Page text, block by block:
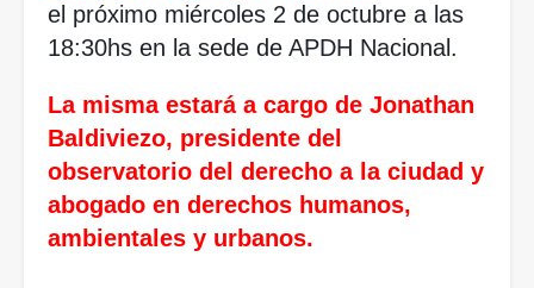
el próximo miércoles 2 de octubre a las
18:30hs en la sede de APDH Nacional.
La misma estará a cargo de Jonathan
Baldiviezo, presidente del
observatorio del derecho a la ciudad y
abogado en derechos humanos,
ambientales y urbanos.